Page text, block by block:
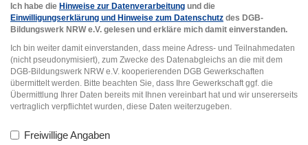
Ich habe die Hinweise zur Datenverarbeitung und die
Einwilligungserklärung und Hinweise zum Datenschutz des DGB-
Bildungswerk NRW e.V. gelesen und erkläre mich damit einverstanden.
Ich bin weiter damit einverstanden, dass meine Adress- und Teilnahmedaten
(nicht pseudonymisiert), zum Zwecke des Datenabgleichs an die mit dem
DGB-Bildungswerk NRW e.V. kooperierenden DGB Gewerkschaften
übermittelt werden. Bitte beachten Sie, dass Ihre Gewerkschaft ggf. die
Übermittlung Ihrer Daten bereits mit Ihnen vereinbart hat und wir unsererseits
vertraglich verpflichtet wurden, diese Daten weiterzugeben.
Freiwillige Angaben